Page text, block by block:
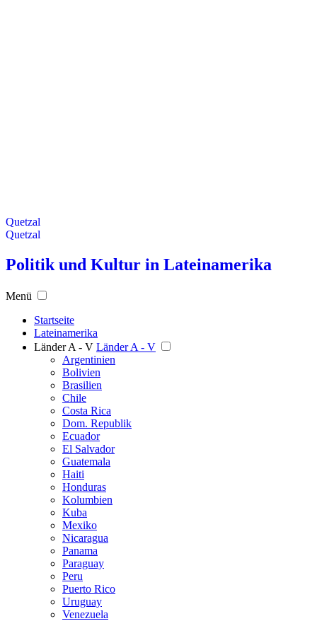
Quetzal
Quetzal
Politik und Kultur in Lateinamerika
Menü
Startseite
Lateinamerika
Länder A - V Länder A - V
Argentinien
Bolivien
Brasilien
Chile
Costa Rica
Dom. Republik
Ecuador
El Salvador
Guatemala
Haiti
Honduras
Kolumbien
Kuba
Mexiko
Nicaragua
Panama
Paraguay
Peru
Puerto Rico
Uruguay
Venezuela